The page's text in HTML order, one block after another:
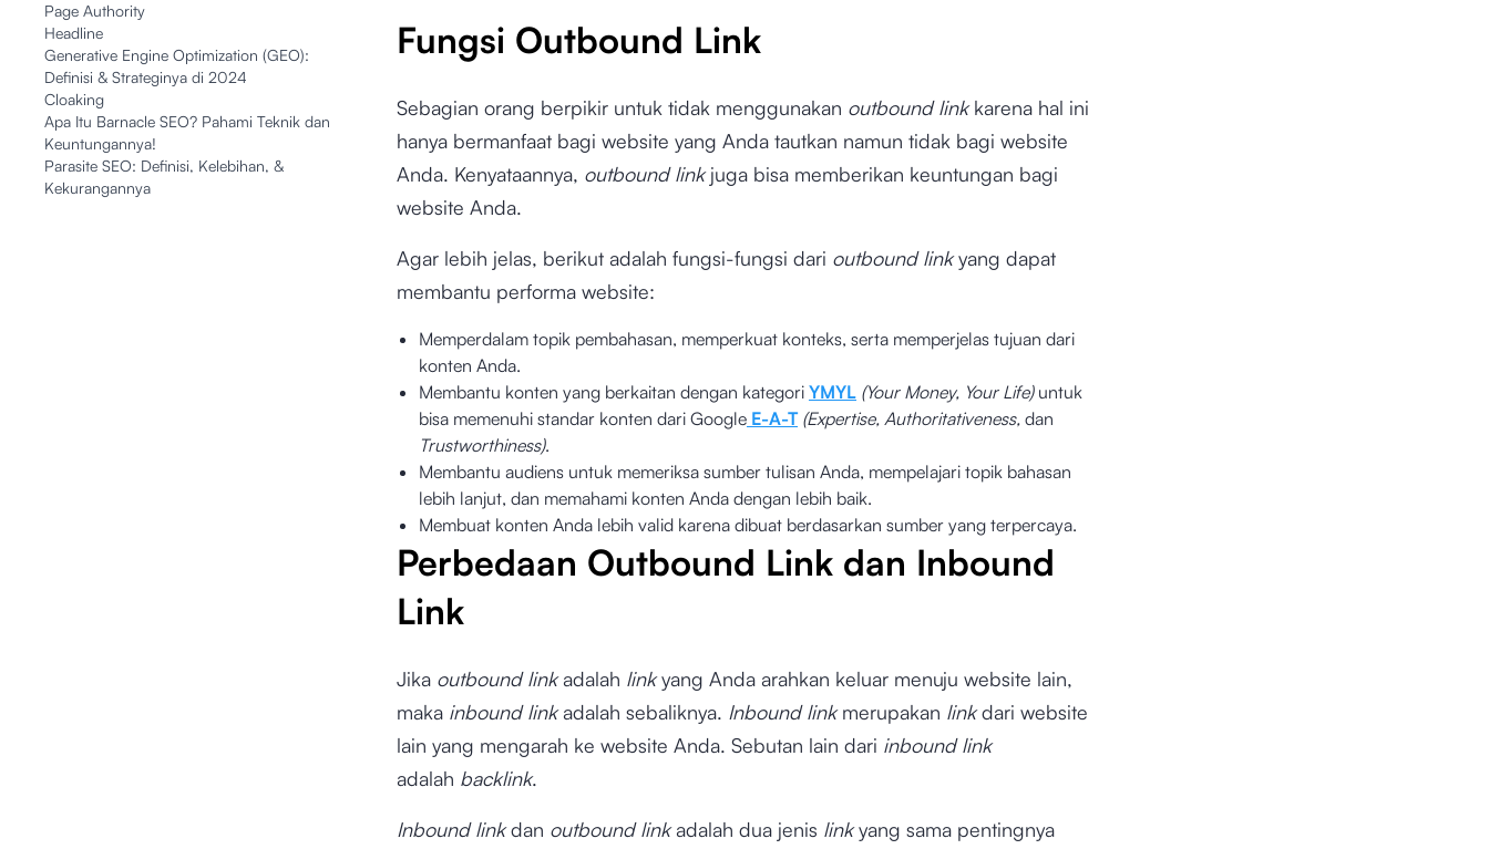
Page Authority
Headline
Generative Engine Optimization (GEO):
Definisi & Strateginya di 2024
Cloaking
Apa Itu Barnacle SEO? Pahami Teknik dan
Keuntungannya!
Parasite SEO: Definisi, Kelebihan, &
Kekurangannya
Fungsi Outbound Link
Sebagian orang berpikir untuk tidak menggunakan outbound linkkarena hal ini
hanya bermanfaat bagi website yang Anda tautkan namun tidak bagi website
Anda. Kenyataannya, outbound linkjuga bisa memberikan keuntungan bagi
website Anda.
Agar lebih jelas, berikut adalah fungsi-fungsi dari outbound linkyang dapat
membantu performa website:
Memperdalam topik pembahasan, memperkuat konteks, serta memperjelas tujuan dari
konten Anda.
Membantu konten yang berkaitan dengan kategori YMYL (Your Money, Your Life)untuk
bisa memenuhi standar konten dari GoogleE-A-T (Expertise, Authoritativeness, dan
Trustworthiness).
Membantu audiens untuk memeriksa sumber tulisan Anda, mempelajari topik bahasan
lebih lanjut, dan memahami konten Anda dengan lebih baik.
Membuat konten Anda lebih valid karena dibuat berdasarkan sumber yang terpercaya.
Perbedaan Outbound Link dan Inbound
Link
Jika outbound linkadalah linkyang Anda arahkan keluar menuju website lain,
maka inbound linkadalah sebaliknya. Inbound linkmerupakan linkdari website
lain yang mengarah ke website Anda. Sebutan lain dari inbound link
adalah backlink.
Inbound linkdan outbound linkadalah dua jenis linkyang sama pentingnya